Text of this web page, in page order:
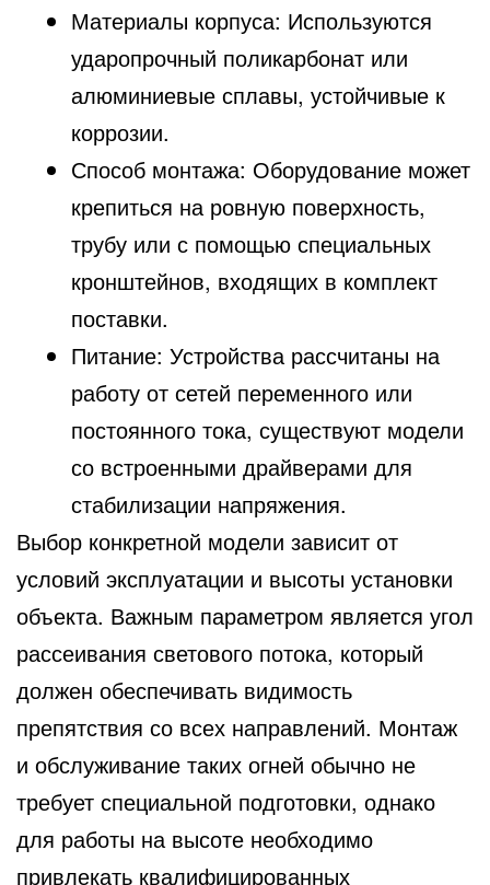
Материалы корпуса: Используются
ударопрочный поликарбонат или
алюминиевые сплавы, устойчивые к
коррозии.
Способ монтажа: Оборудование может
крепиться на ровную поверхность,
трубу или с помощью специальных
кронштейнов, входящих в комплект
поставки.
Питание: Устройства рассчитаны на
работу от сетей переменного или
постоянного тока, существуют модели
со встроенными драйверами для
стабилизации напряжения.
Выбор конкретной модели зависит от
условий эксплуатации и высоты установки
объекта. Важным параметром является угол
рассеивания светового потока, который
должен обеспечивать видимость
препятствия со всех направлений. Монтаж
и обслуживание таких огней обычно не
требует специальной подготовки, однако
для работы на высоте необходимо
привлекать квалифицированных